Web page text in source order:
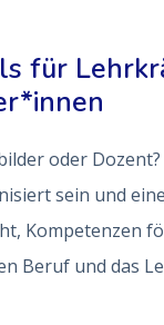
für
oder
sein und
Kompetenzen
Beruf und das